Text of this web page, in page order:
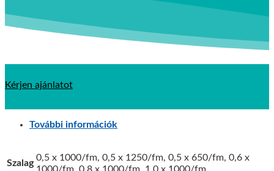
Kérjen ajánlatot
További információk
Szalag
0,5 x 1000/fm, 0,5 x 1250/fm, 0,5 x 650/fm, 0,6 x